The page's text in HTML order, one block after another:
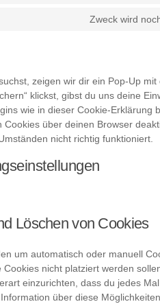
Zweck wird
zeigen wir dir ein Pop-Up
klickst, gibst du uns deine
wie in dieser Cookie-Erklärung
über deinen Browser
nicht richtig funktioniert.
Löschen von Cookies
um automatisch oder manuell
nicht platziert werden
einzurichten, dass du jedes
über diese